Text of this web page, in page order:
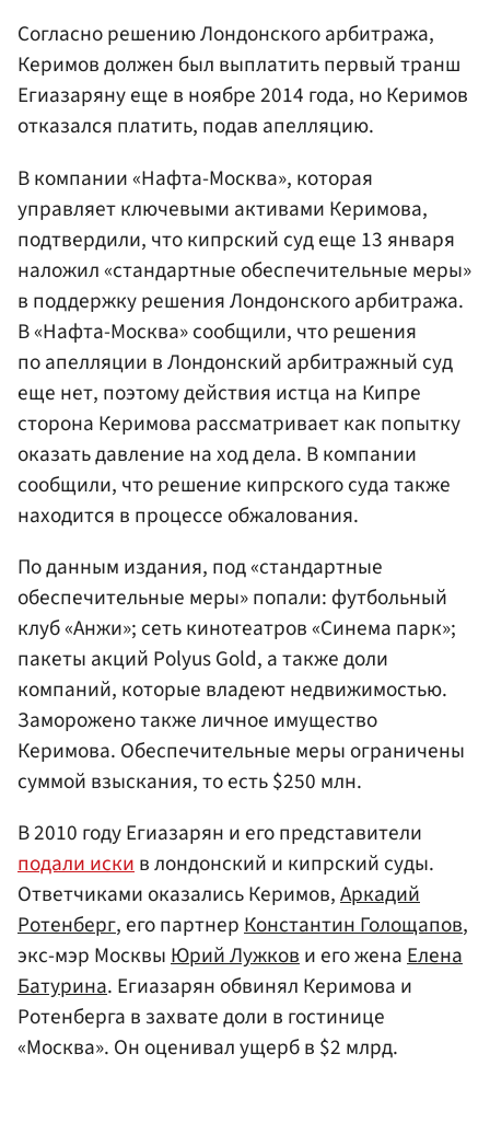
Согласно решению Лондонского арбитража,
Керимов должен был выплатить первый транш
Егиазаряну еще в ноябре 2014 года, но Керимов
отказался платить, подав апелляцию.
В компании «Нафта-Москва», которая
управляет ключевыми активами Керимова,
подтвердили, что кипрский суд еще 13 января
наложил «стандартные обеспечительные меры»
в поддержку решения Лондонского арбитража.
В «Нафта-Москва» сообщили, что решения
по апелляции в Лондонский арбитражный суд
еще нет, поэтому действия истца на Кипре
сторона Керимова рассматривает как попытку
оказать давление на ход дела. В компании
сообщили, что решение кипрского суда также
находится в процессе обжалования.
По данным издания, под «стандартные
обеспечительные меры» попали: футбольный
клуб «Анжи»; сеть кинотеатров «Синема парк»;
пакеты акций Polyus Gold, а также доли
компаний, которые владеют недвижимостью.
Заморожено также личное имущество
Керимова. Обеспечительные меры ограничены
суммой взыскания, то есть $250 млн.
В 2010 году Егиазарян и его представители
подали искив лондонский и кипрский суды.
Ответчиками оказались Керимов,Аркадий
Ротенберг, его партнерКонстантин Голощапов,
экс-мэр МосквыЮрий Лужкови его женаЕлена
Батурина. Егиазарян обвинял Керимова и
Ротенберга в захвате доли в гостинице
«Москва». Он оценивал ущерб в $2 млрд.